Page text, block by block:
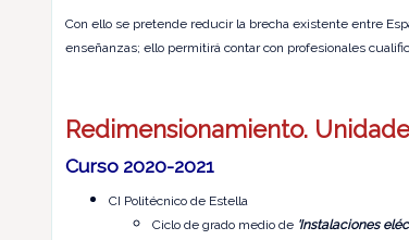
Con ello se pretende reducir la brecha existente entre
enseñanzas; ello permitirá contar con profesionales
Redimensionamiento.
Curso 2020-2021
CI Politécnico de Estella
Ciclo de grado medio de 'Instalaciones